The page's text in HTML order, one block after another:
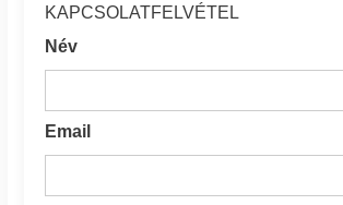
KAPCSOLATFELVÉTEL
Név
Email